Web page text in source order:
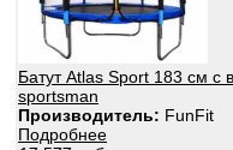
Батут Atlas Sport 183 см с
sportsman
Производитель: FunFit
Подробнее